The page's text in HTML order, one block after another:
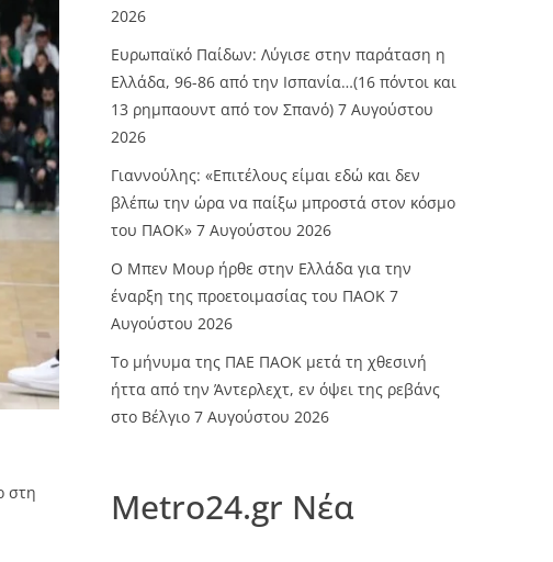
στη
2026
Ευρωπαϊκό Παίδων: Λύγισε στην παράταση η
Ελλάδα, 96-86 από την Ισπανία…(16 πόντοι και
13 ρημπαουντ από τον Σπανό) 7 Αυγούστου
2026
Γιαννούλης: «Επιτέλους είμαι εδώ και δεν
βλέπω την ώρα να παίξω μπροστά στον κόσμο
του ΠΑΟΚ» 7 Αυγούστου 2026
O Mπεν Μουρ ήρθε στην Ελλάδα για την
έναρξη της προετοιμασίας του ΠΑΟΚ 7
Αυγούστου 2026
Το μήνυμα της ΠΑΕ ΠΑΟΚ μετά τη χθεσινή
ήττα από την Άντερλεχτ, εν όψει της ρεβάνς
στο Βέλγιο 7 Αυγούστου 2026
Metro24.gr Νέα